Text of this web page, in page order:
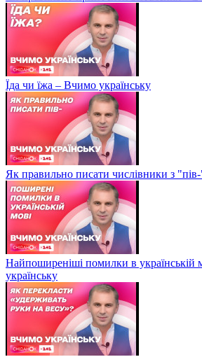
Їда чи їжа – Вчимо українську
Як правильно писати числівники з
Найпоширеніші помилки в українській
українську